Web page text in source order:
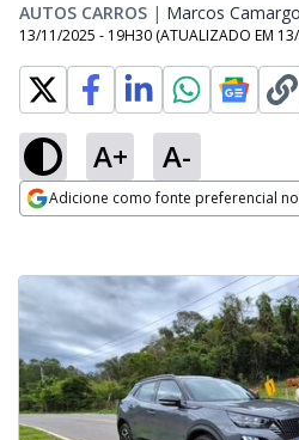
AUTOS CARROS | Marcos
13/11/2025 - 19H30 (ATUALIZADO EM
A+ A-
Adicione como fonte preferencial